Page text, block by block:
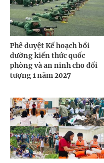
Phê duyệt Kế hoạch bồi
dưỡng kiến thức quốc
phòng và an ninh cho đối
tượng 1 năm 2027